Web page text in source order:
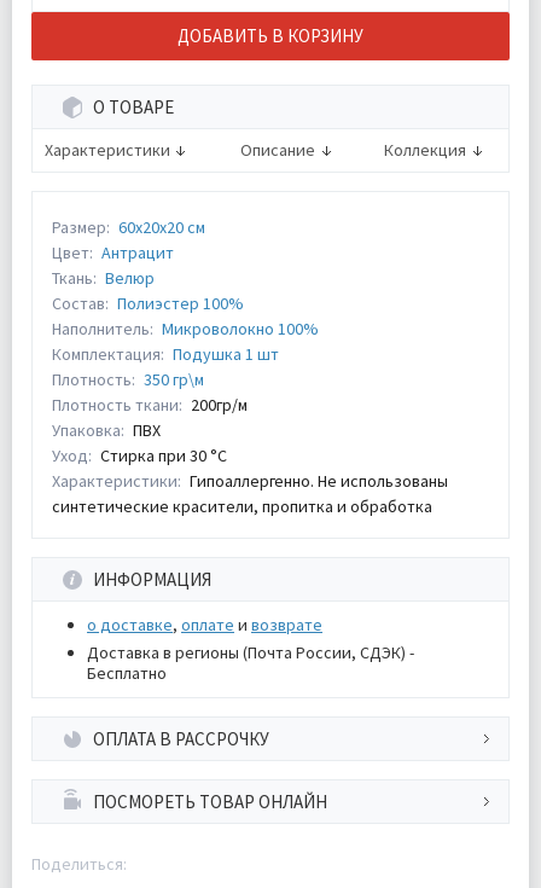
ДОБАВИТЬ В КОРЗИНУ
О ТОВАРЕ
Характеристики Описание Коллекция
Размер: 60х20х20 см
Цвет: Антрацит
Ткань: Велюр
Состав: Полиэстер 100%
Наполнитель: Микроволокно 100%
Комплектация: Подушка 1 шт
Плотность: 350 гр\м
Плотность ткани: 200гр/м
Упаковка: ПВХ
Уход: Стирка при 30 °С
Характеристики: Гипоаллергенно. Не использованы
синтетические красители, пропитка и обработка
ИНФОРМАЦИЯ
о доставке, оплате и возврате
Доставка в регионы (Почта России, СДЭК) -
Бесплатно
ОПЛАТА В РАССРОЧКУ
ПОСМОРЕТЬ ТОВАР ОНЛАЙН
Поделиться: